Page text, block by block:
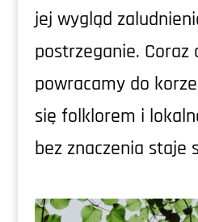
jej wygląd
postrzeganie. Coraz
powracamy do
się folklorem i
bez znaczenia staje